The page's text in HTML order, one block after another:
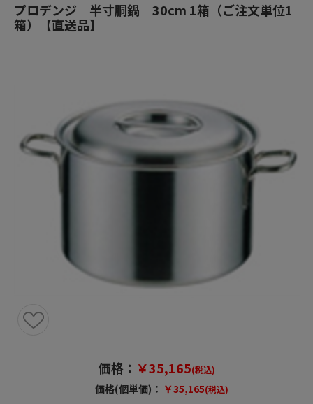
プロデンジ 半寸胴鍋 30cm 1箱（ご注文単位1
箱）【直送品】
価格： ￥35,165(税込)
価格(個単価)： ￥35,165(税込)